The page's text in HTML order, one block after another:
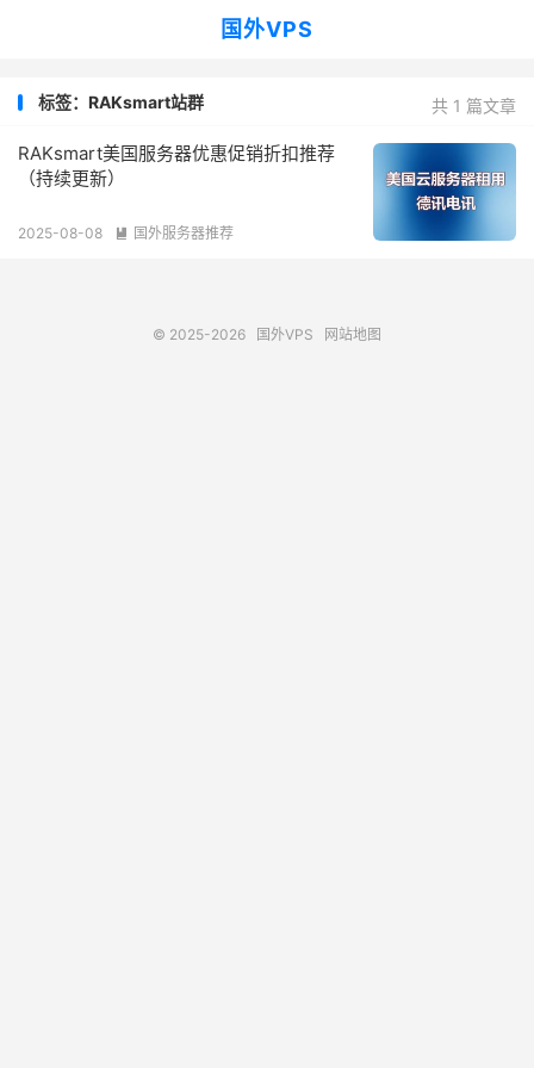
国外VPS
共 1 篇文章
标签：RAKsmart站群
RAKsmart美国服务器优惠促销折扣推荐
（持续更新）
2025-08-08  国外服务器推荐
© 2025-2026 国外VPS 网站地图